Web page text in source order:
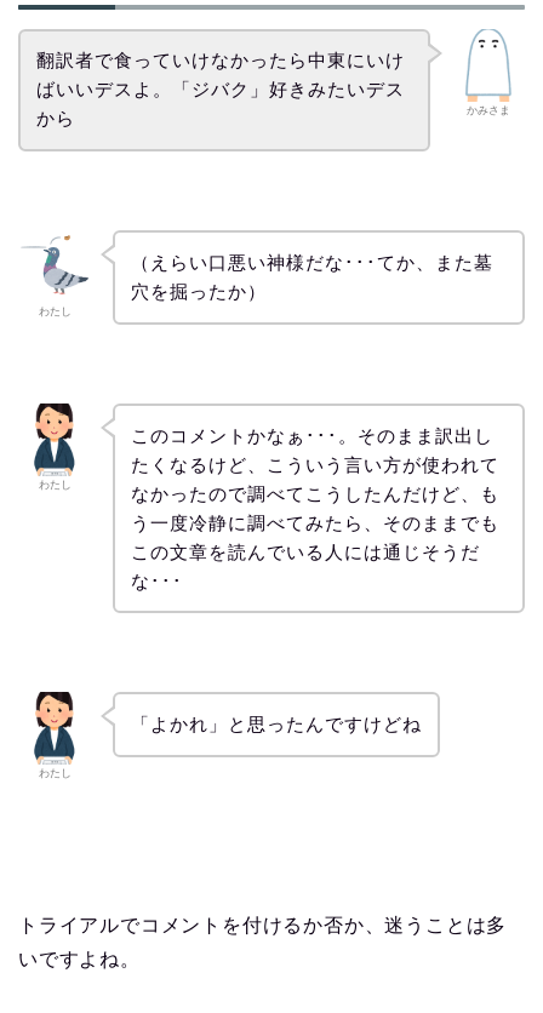
かみさま
翻訳者で食っていけなかったら中東にいけ
ばいいデスよ。「ジバク」好きみたいデス
から
わたし
（えらい口悪い神様だな･･･てか、また墓
穴を掘ったか）
わたし
このコメントかなぁ･･･。そのまま訳出し
たくなるけど、こういう言い方が使われて
なかったので調べてこうしたんだけど、も
う一度冷静に調べてみたら、そのままでも
この文章を読んでいる人には通じそうだ
な･･･
わたし
「よかれ」と思ったんですけどね
トライアルでコメントを付けるか否か、迷うことは多
いですよね。